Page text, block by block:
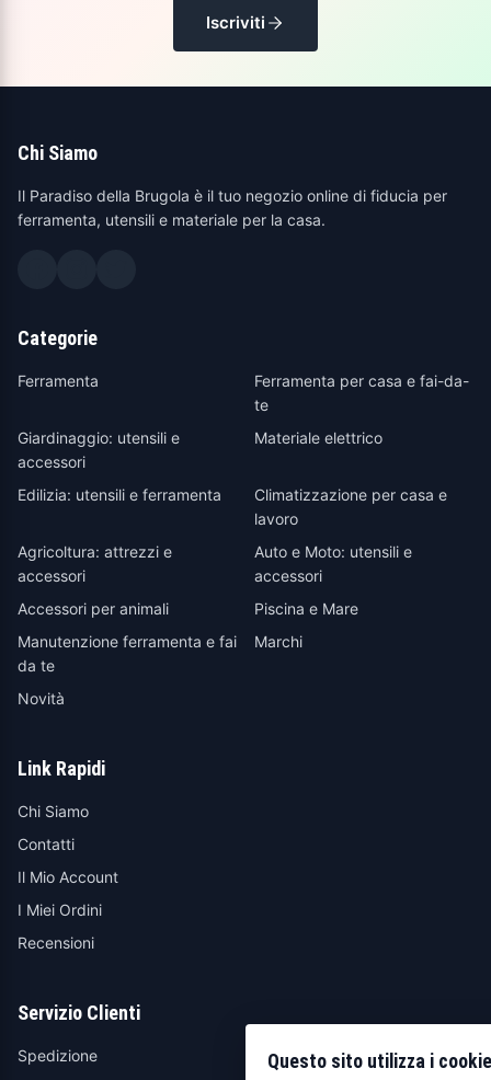
Iscriviti
Chi Siamo
Il Paradiso della Brugola è il tuo negozio online di fiducia per
ferramenta, utensili e materiale per la casa.
Categorie
Ferramenta
Ferramenta per casa e fai-da-
te
Giardinaggio: utensili e
accessori
Materiale elettrico
Edilizia: utensili e ferramenta
Climatizzazione per casa e
lavoro
Agricoltura: attrezzi e
accessori
Auto e Moto: utensili e
accessori
Accessori per animali
Piscina e Mare
Manutenzione ferramenta e fai
da te
Marchi
Novità
Link Rapidi
Chi Siamo
Contatti
Il Mio Account
I Miei Ordini
Recensioni
Servizio Clienti
Spedizione
Questo sito utilizza i cookie